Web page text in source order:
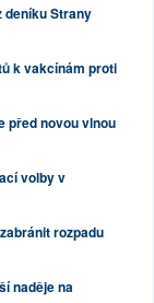
deníku Strany
k vakcínám proti
před novou vlnou
volby v
rozpadu
naděje na